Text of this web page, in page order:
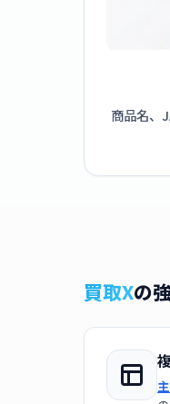
商品名、
買取Xの